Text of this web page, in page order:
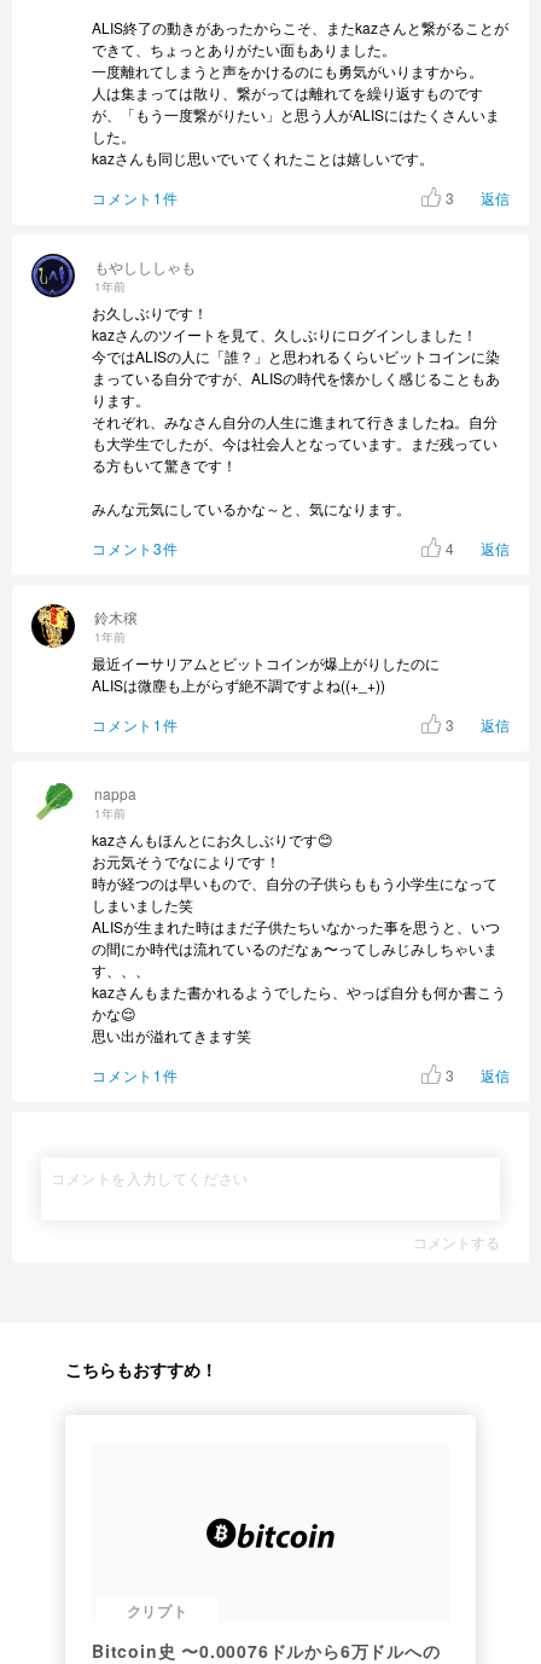
nappa
1年前
kazさんもほんとにお久しぶりです😊
お元気そうでなによりです！
時が経つのは早いもので、自分の子供らももう小学生になって
しまいました笑
ALISが生まれた時はまだ子供たちいなかった事を思うと、いつ
の間にか時代は流れているのだなぁ〜ってしみじみしちゃいま
す、、、
kazさんもまた書かれるようでしたら、やっぱ自分も何か書こう
かな😌
思い出が溢れてきます笑
コメント1件
3 返信
鈴木穣
1年前
最近イーサリアムとビットコインが爆上がりしたのに
ALISは微塵も上がらず絶不調ですよね((+_+))
コメント1件
3 返信
もやしししゃも
1年前
お久しぶりです！
kazさんのツイートを見て、久しぶりにログインしました！
今ではALISの人に「誰？」と思われるくらいビットコインに染
まっている自分ですが、ALISの時代を懐かしく感じることもあ
ります。
それぞれ、みなさん自分の人生に進まれて行きましたね。自分
も大学生でしたが、今は社会人となっています。まだ残ってい
る方もいて驚きです！
みんな元気にしているかな～と、気になります。
コメント3件
4 返信
ALIS終了の動きがあったからこそ、またkazさんと繋がることが
できて、ちょっとありがたい面もありました。
一度離れてしまうと声をかけるのにも勇気がいりますから。
人は集まっては散り、繋がっては離れてを繰り返すものです
が、「もう一度繋がりたい」と思う人がALISにはたくさんいま
した。
kazさんも同じ思いでいてくれたことは嬉しいです。
コメント1件
3 返信
コメントする
こちらもおすすめ！
クリプト
Bitcoin史 〜0.00076ドルから6万ドルへの